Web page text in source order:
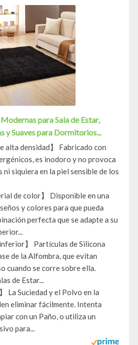
para Sala de Estar,
y Suaves para Dormitorios...
alta densidad】 Fabricado con
es inodoro y no provoca
siquiera en la piel sensible de los
de color】 Disponible en una
y colores para que pueda
perfecta que se adapte a su
】 Partículas de Silicona
de la Alfombra, que evitan
cuando se corre sobre ella.
de Estar...
La Suciedad y el Polvo en la
eliminar fácilmente. Intenta
con un Paño, o utiliza un
para...